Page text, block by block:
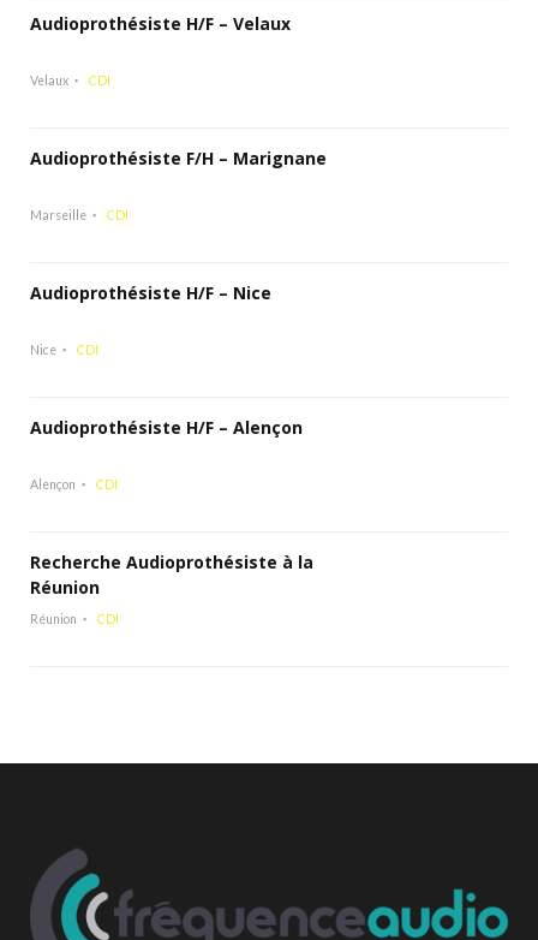
Audioprothésiste H/F – Velaux
Velaux CDI
Audioprothésiste F/H – Marignane
Marseille CDI
Audioprothésiste H/F – Nice
Nice CDI
Audioprothésiste H/F – Alençon
Alençon CDI
Recherche Audioprothésiste à la
Réunion
Réunion CDI